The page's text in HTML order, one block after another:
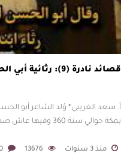
قصائد نادرة (9): رثائية أبي الحسن التهامي لابنه
أ. سعد الغريبي* وُلد الشاعر أبو
بمكة حوالي سنة 360
منذ 3 سنوات 13676